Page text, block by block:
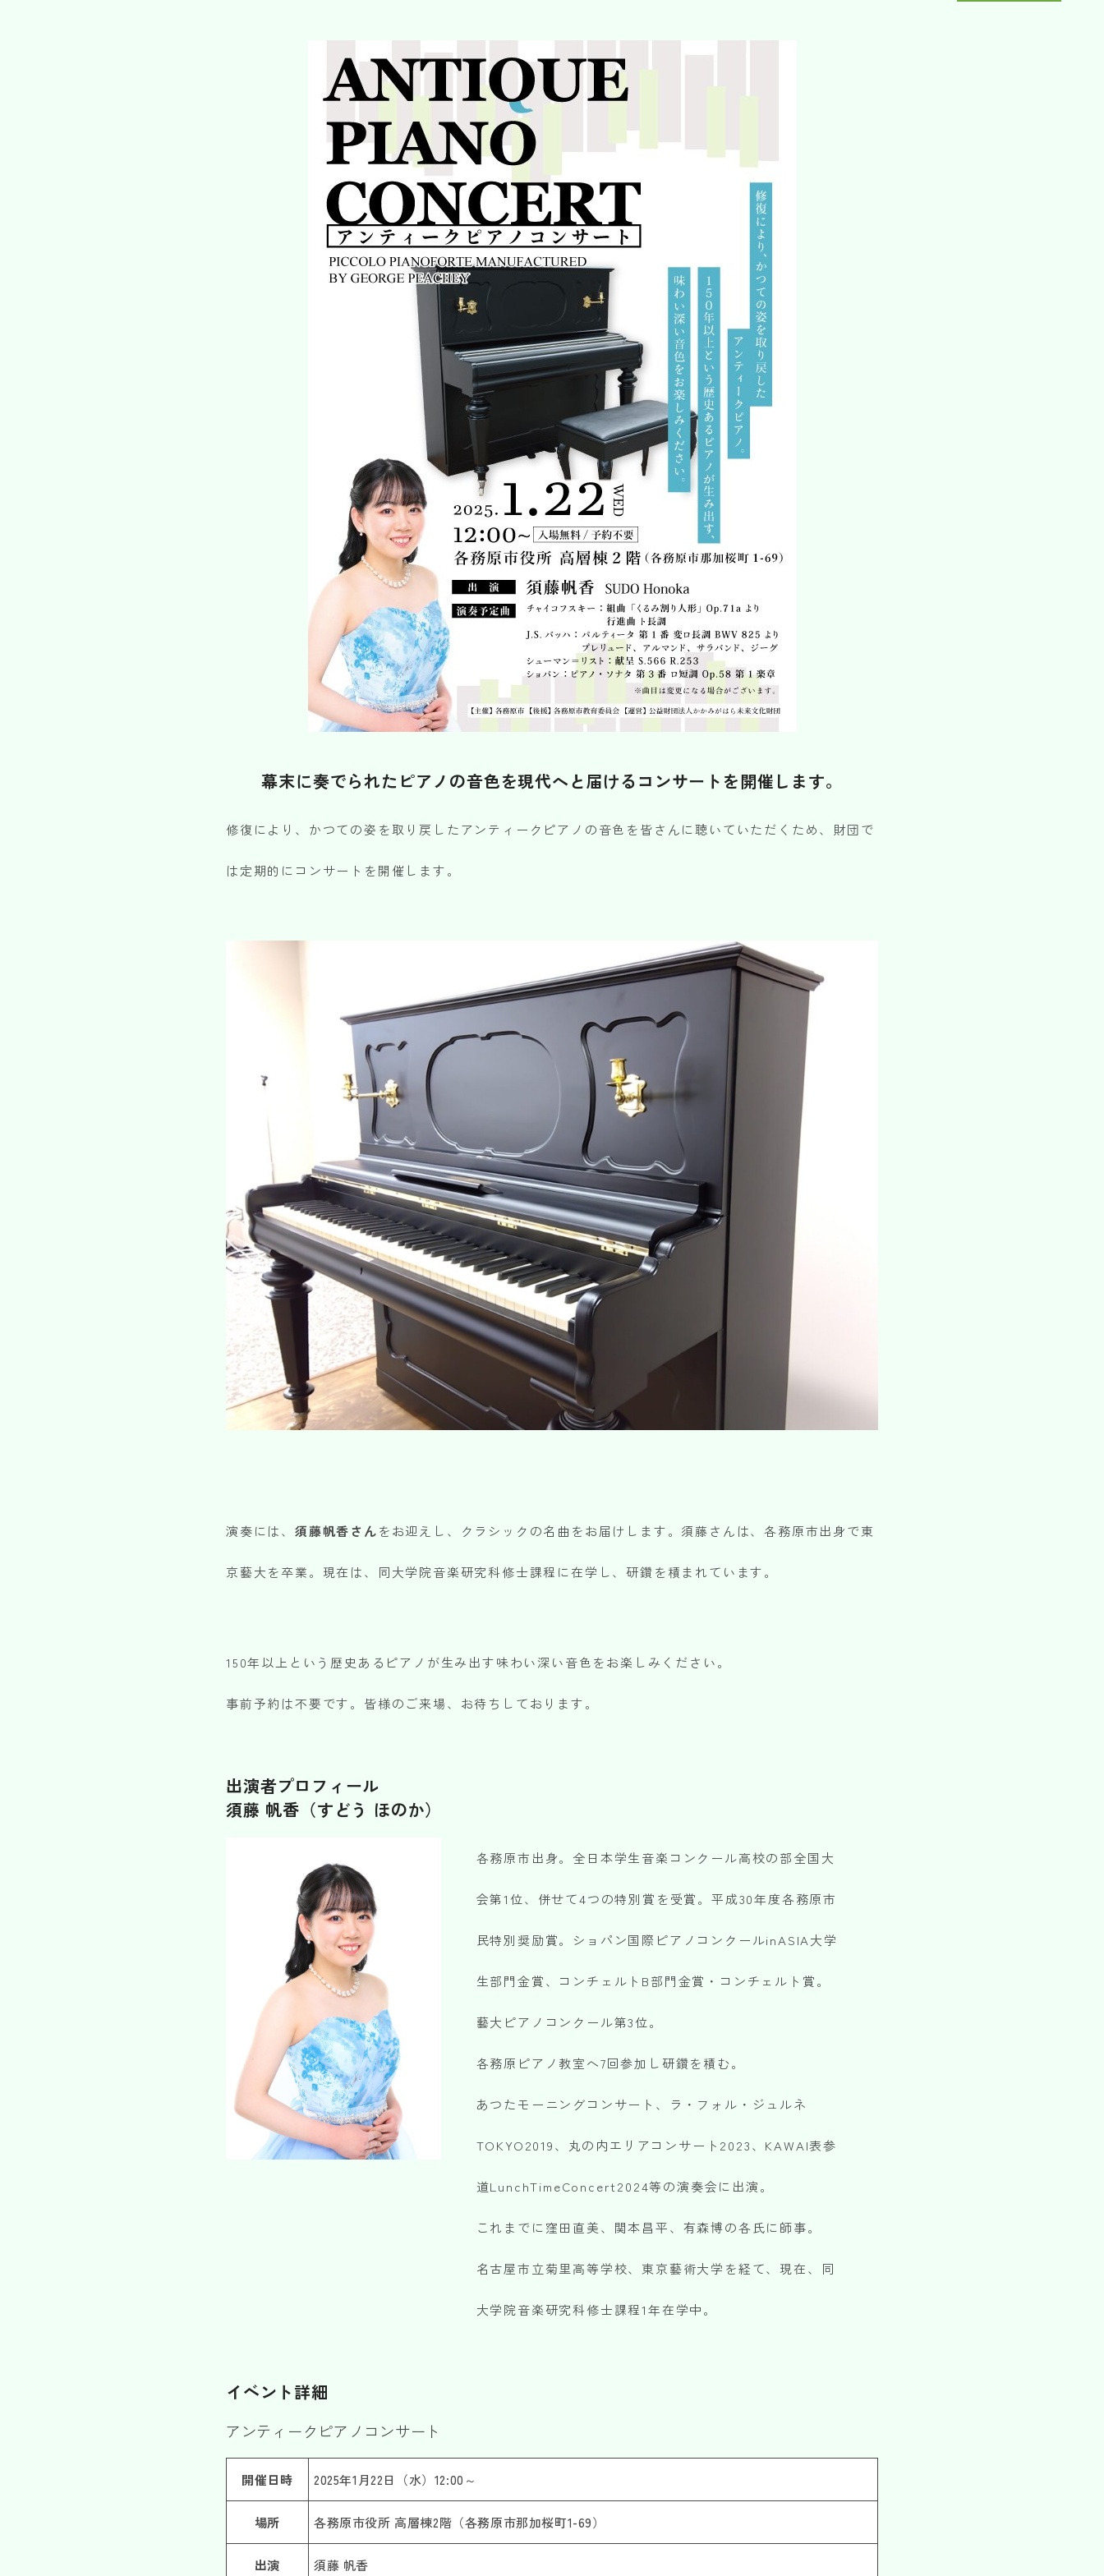
公益財団法人かかみがはら未来文化財団
承認申請書
資料・申請書ダウンロード（PDF・Word）
実施報告書
※上記の各種申請は郵送またはお問い合わせフォームからデータをアップロードすることでご依頼
〒504-0813 岐阜県各務原市蘇原中央町 2-1-8（各務原市文化会館内）
TEL:058-372-7231 FAX:058-371-0061
幕末に奏でられたピアノの音色を現代へと届けるコンサートを開催します。
修復により、かつての姿を取り戻したアンティークピアノの音色を皆さんに聴いていただくため、財団で
は定期的にコンサートを開催します。
演奏には、 須藤帆香さんをお迎えし、クラシックの名曲をお届けします。須藤さんは、各務原市出身で東
京藝大を卒業。現在は、同大学院音楽研究科修士課程に在学し、研鑽を積まれています。
150年以上という歴史あるピアノが生み出す味わい深い音色をお楽しみください。
事前予約は不要です。皆様のご来場、お待ちしております。
出演者プロフィール
須藤 帆香 （すどう ほのか）
各務原市出身。全日本学生音楽コンクール高校の部全国大
会第1位、併せて4つの特別賞を受賞。平成30年度各務原市
民特別奨励賞。ショパン国際ピアノコンクールinASIA大学
生部門金賞、コンチェルトB部門金賞・コンチェルト賞。
藝大ピアノコンクール第3位。
各務原ピアノ教室へ7回参加し研鑽を積む。
あつたモーニングコンサート、ラ・フォル・ジュルネ
TOKYO2019、丸の内エリアコンサート2023、KAWAI表参
道LunchTimeConcert2024等の演奏会に出演。
これまでに窪田直美、関本昌平、有森博の各氏に師事。
名古屋市立菊里高等学校、東京藝術大学を経て、現在、同
大学院音楽研究科修士課程1年在学中。
イベント詳細
アンティークピアノコンサート
開催日時 2025年1月22日（水）12:00～
場所 各務原市役所 高層棟2階（各務原市那加桜町1-69）
出演 須藤 帆香